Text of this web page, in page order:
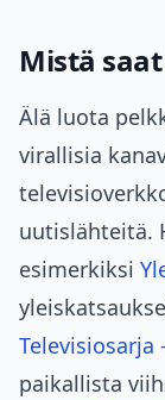
Mistä
Älä luota
virallisia
uutislähteitä.
esimerkiksi
Televisiosarja
paikallista